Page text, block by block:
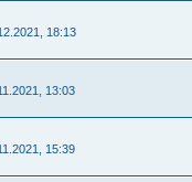
18:13
13:03
15:39